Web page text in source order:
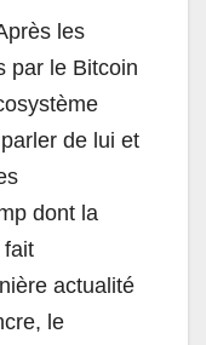
les
par le Bitcoin
de lui et
dont la
fait
actualité
le